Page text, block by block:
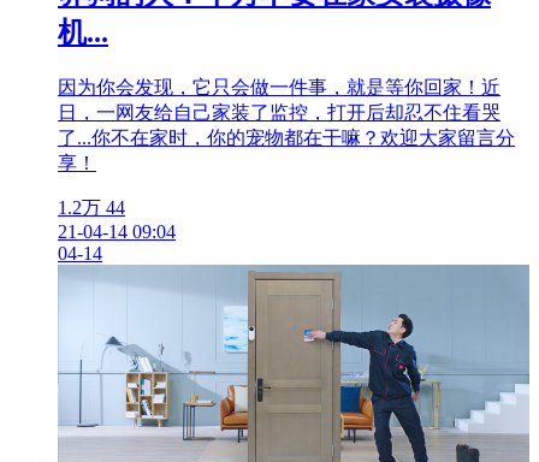
机...
因为你会发现，它只会做一件事，就是等你回家！近
日，一网友给自己家装了监控，打开后却忍不住看哭
了...你不在家时，你的宠物都在干嘛？欢迎大家留言分
享！
1.2万 44
21-04-14 09:04
04-14